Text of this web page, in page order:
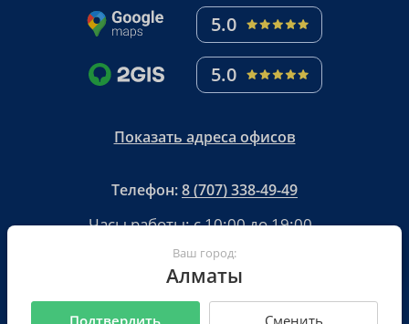
5.0
5.0
Показать адреса офисов
Телефон:8 (707) 338-49-49
Часы работы:с 10:00 до 19:00.
В субботус 10:00 до 15:00
Воскресенье -
Ваш город:
Алматы